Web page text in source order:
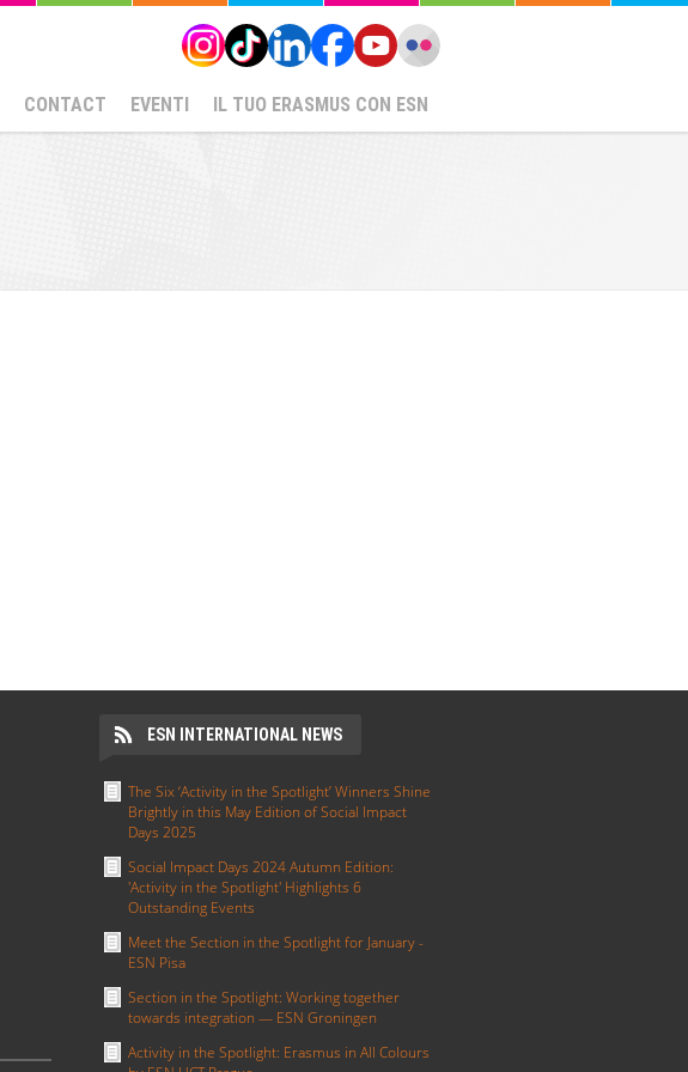
CONTACT EVENTI IL TUO ERASMUS CON ESN
ESN INTERNATIONAL NEWS
The Six ‘Activity in the Spotlight’ Winners Shine
Brightly in this May Edition of Social Impact
Days 2025
Social Impact Days 2024 Autumn Edition:
'Activity in the Spotlight' Highlights 6
Outstanding Events
Meet the Section in the Spotlight for January -
ESN Pisa
Section in the Spotlight: Working together
towards integration — ESN Groningen
Activity in the Spotlight: Erasmus in All Colours